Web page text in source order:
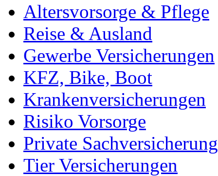
Altersvorsorge & Pflege
Reise & Ausland
Gewerbe Versicherungen
KFZ, Bike, Boot
Krankenversicherungen
Risiko Vorsorge
Private
Tier Versicherungen